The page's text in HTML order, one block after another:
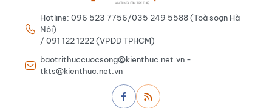
Hotline: 096 523 7756/035 249 5588 (Toà soạn Hà
Nội)
/ 091 122 1222 (VPĐD TPHCM)
baotrithuccuocsong@kienthuc.net.vn -
tkts@kienthuc.net.vn